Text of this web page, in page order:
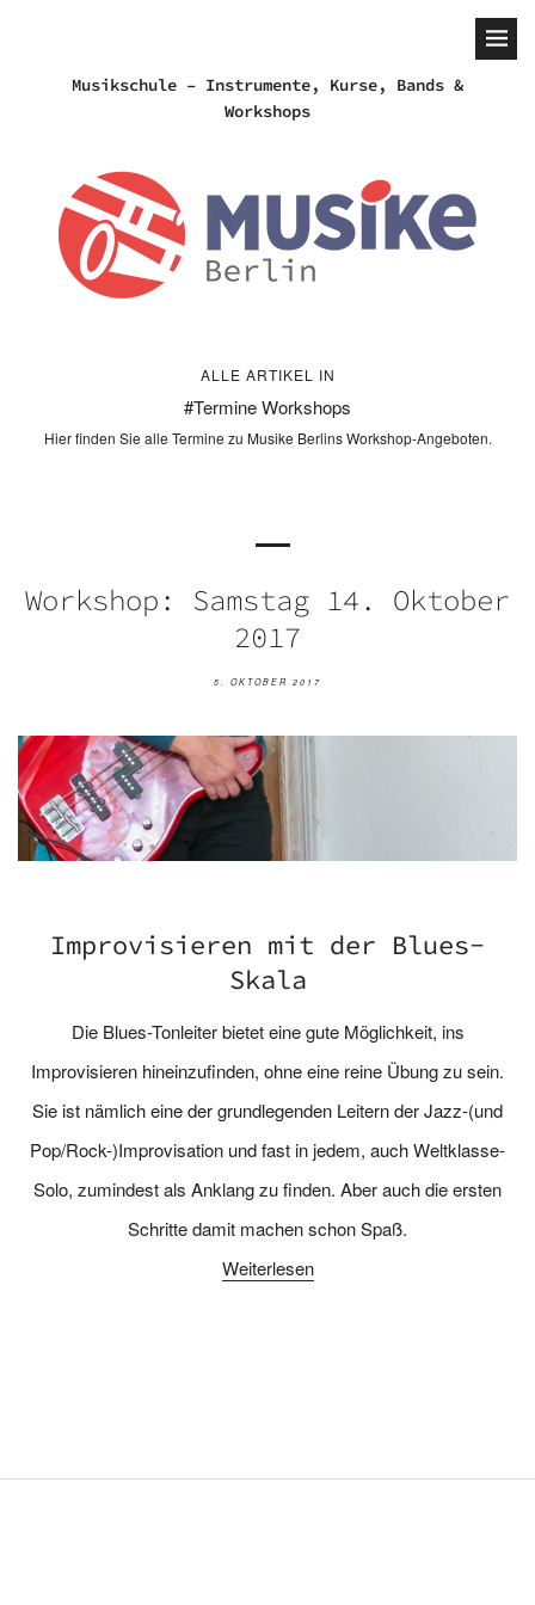
Musikschule – Instrumente, Kurse, Bands &
Workshops
ALLE ARTIKEL IN
Termine Workshops
Hier finden Sie alle Termine zu Musike Berlins Workshop-Angeboten.
Workshop: Samstag 14. Oktober
2017
5. OKTOBER 2017
Improvisieren mit der Blues-
Skala
Die Blues-Tonleiter bietet eine gute Möglichkeit, ins
Improvisieren hineinzufinden, ohne eine reine Übung zu sein.
Sie ist nämlich eine der grundlegenden Leitern der Jazz-(und
Pop/Rock-)Improvisation und fast in jedem, auch Weltklasse-
Solo, zumindest als Anklang zu finden. Aber auch die ersten
Schritte damit machen schon Spaß.
Weiterlesen